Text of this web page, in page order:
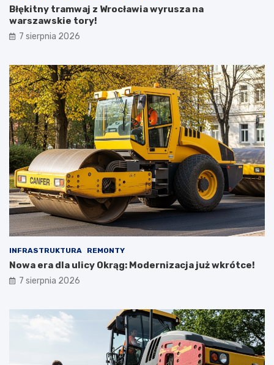
Błękitny tramwaj z Wrocławia wyrusza na
warszawskie tory!
7 sierpnia 2026
INFRASTRUKTURA REMONTY
Nowa era dla ulicy Okrąg: Modernizacja już wkrótce!
7 sierpnia 2026